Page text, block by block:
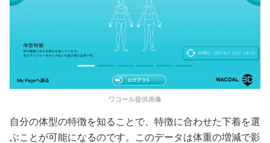
ワコール提供画像
自分の体型の特徴を知ることで、特徴に合わせた下着を選
ぶことが可能になるのです。このデータは体重の増減で影